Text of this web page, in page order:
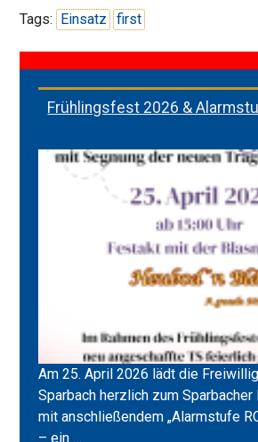
Tags: Einsatz first
Frühlingsfest 2026 &
Am 25. April 2026 lädt die
Sparbach herzlich zum
mit anschließendem „Alarmstufe
– ein …Frühlingsfest